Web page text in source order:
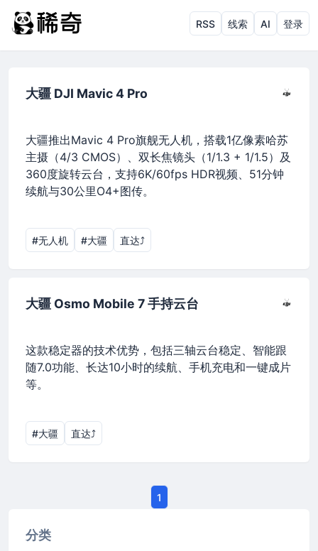
RSS 线索 AI 登录
分类
大疆 DJI Mavic 4 Pro
大疆推出Mavic 4 Pro旗舰无人机，搭载1亿像素哈苏
主摄（4/3 CMOS）、双长焦镜头（1/1.3 + 1/1.5）及
360度旋转云台，支持6K/60fps HDR视频、51分钟
续航与30公里O4+图传。
#无人机 #大疆 直达⤴︎
大疆 Osmo Mobile 7 手持云台
这款稳定器的技术优势，包括三轴云台稳定、智能跟
随7.0功能、长达10小时的续航、手机充电和一键成片
等。
#大疆 直达⤴︎
1